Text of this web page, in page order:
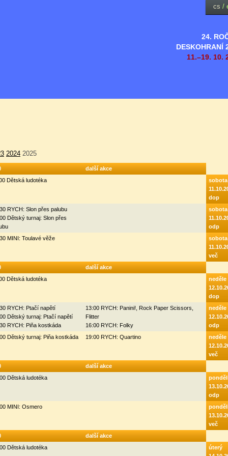
24.
DESKOHRANÍ
11.–19. 10.
cs /
2024 2025
další akce
Dětská ludotéka
sobota
dop
RYCH: Slon přes palubu
Dětský turnaj: Slon přes
sobota
odp
MINI: Toulavé věže
sobota
več
další akce
Dětská ludotéka
neděle
dop
RYCH: Ptačí napětí
Dětský turnaj: Ptačí napětí
RYCH: Piňa kostkáda
13:00 RYCH: Panini!, Rock Paper Scissors,
Flitter
16:00 RYCH: Folky
neděle
odp
Dětský turnaj: Piňa kostkáda 19:00 RYCH: Quartino
neděle
več
další akce
Dětská ludotéka
odp
MINI: Osmero
več
další akce
Dětská ludotéka
úterý